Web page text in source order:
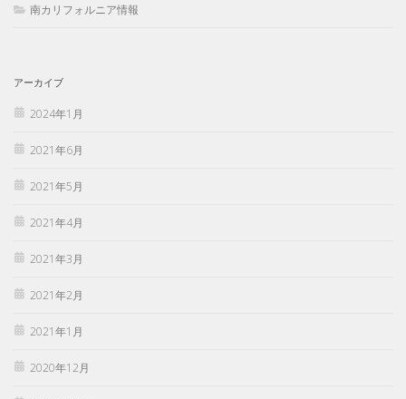
南カリフォルニア情報
アーカイブ
2024年1月
2021年6月
2021年5月
2021年4月
2021年3月
2021年2月
2021年1月
2020年12月